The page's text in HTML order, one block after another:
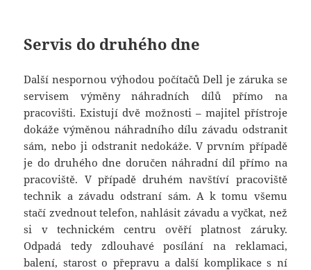
Servis do druhého dne
Další nespornou výhodou počítačů Dell je záruka se
servisem výměny náhradních dílů přímo na
pracovišti. Existují dvě možnosti – majitel přístroje
dokáže výměnou náhradního dílu závadu odstranit
sám, nebo ji odstranit nedokáže. V prvním případě
je do druhého dne doručen náhradní díl přímo na
pracoviště. V případě druhém navštíví pracoviště
technik a závadu odstraní sám. A k tomu všemu
stačí zvednout telefon, nahlásit závadu a vyčkat, než
si v technickém centru ověří platnost záruky.
Odpadá tedy zdlouhavé posílání na reklamaci,
balení, starost o přepravu a další komplikace s ní